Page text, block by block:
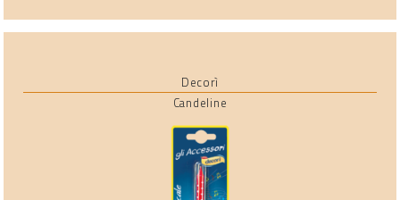
Decorì
Candeline